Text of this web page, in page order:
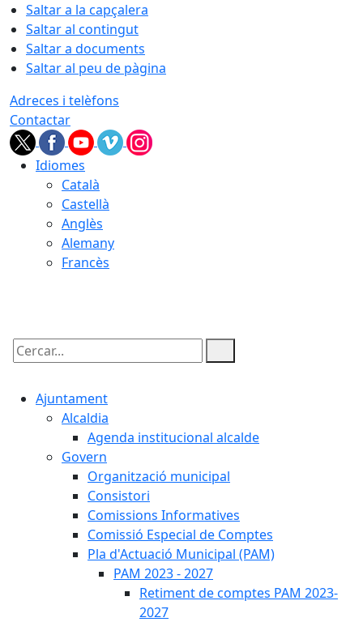
Saltar a la capçalera
Saltar al contingut
Saltar a documents
Saltar al peu de pàgina
Adreces i telèfons
Contactar
Idiomes
Català
Castellà
Anglès
Alemany
Francès
Cercar:
Ajuntament
Alcaldia
Agenda institucional alcalde
Govern
Organització municipal
Consistori
Comissions Informatives
Comissió Especial de Comptes
Pla d'Actuació Municipal (PAM)
PAM 2023 - 2027
Retiment de comptes PAM 2023-
2027